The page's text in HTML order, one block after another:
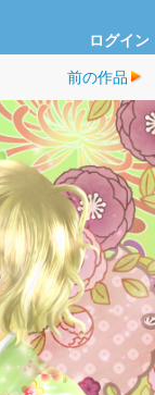
ログイン
前の作品